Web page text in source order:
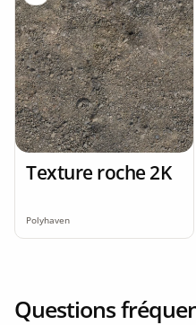
Texture roche 2K
Polyhaven
Questions